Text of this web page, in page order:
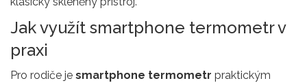
Jak využít smartphone termometr v
praxi
Pro rodiče je smartphone termometr praktickým